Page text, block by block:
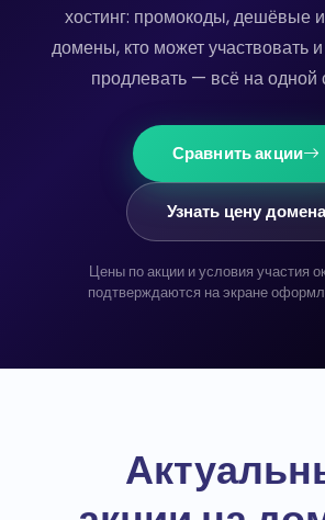
хостинг: промокоды, дешёвые
домены, кто может участвовать
продлевать — всё на одной
Сравнить акции
Узнать цену домена
Цены по акции и условия участия
подтверждаются на экране